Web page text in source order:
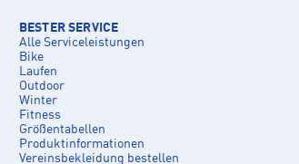
BESTER SERVICE
Alle Serviceleistungen
Bike
Laufen
Outdoor
Winter
Fitness
Größentabellen
Produktinformationen
Vereinsbekleidung bestellen